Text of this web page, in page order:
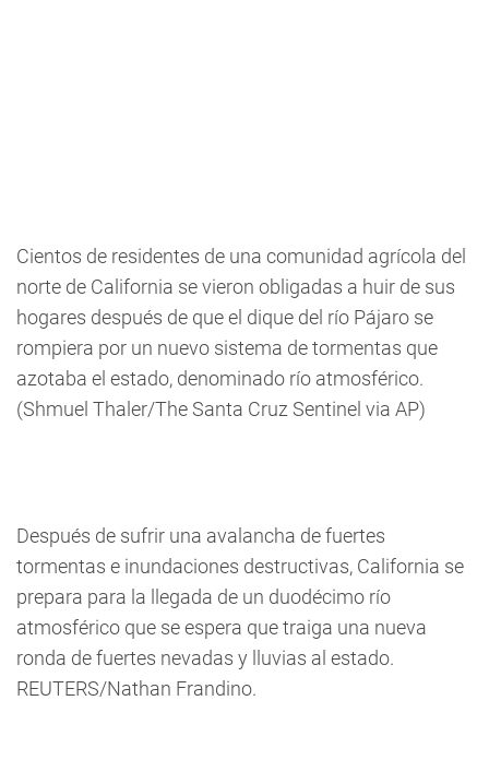
Cientos de residentes de una comunidad agrícola del
norte de California se vieron obligadas a huir de sus
hogares después de que el dique del río Pájaro se
rompiera por un nuevo sistema de tormentas que
azotaba el estado, denominado río atmosférico.
(Shmuel Thaler/The Santa Cruz Sentinel via AP)
Después de sufrir una avalancha de fuertes
tormentas e inundaciones destructivas, California se
prepara para la llegada de un duodécimo río
atmosférico que se espera que traiga una nueva
ronda de fuertes nevadas y lluvias al estado.
REUTERS/Nathan Frandino.